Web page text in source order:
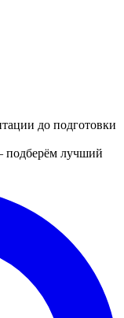
до подготовки
подберём лучший